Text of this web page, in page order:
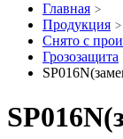
Главная
Продукция
Снято с
Грозозащита